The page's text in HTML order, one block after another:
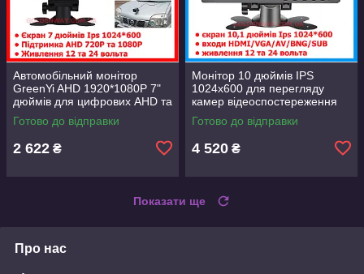
Автомобільний монітор
GreenYi AHD 1920*1080P 7"
дюймів для цифрових AHD та
аналогових камер 12-24В
Готово до відправки
2 622 ₴
Монітор 10 дюймів IPS
1024x600 для перегляду
камер відеоспостереження
паркування нічна їзда HDMI
VGA AV BNC USB
Готово до відправки
4 520 ₴
Показати ще
Про нас